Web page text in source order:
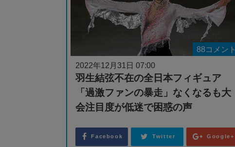
Facebook Twitter Google+
88コメント
羽生結弦不在の全日本フィギュア
「過激ファンの暴走」なくなるも大
会注目度が低迷で困惑の声
2022年12月31日 07:00